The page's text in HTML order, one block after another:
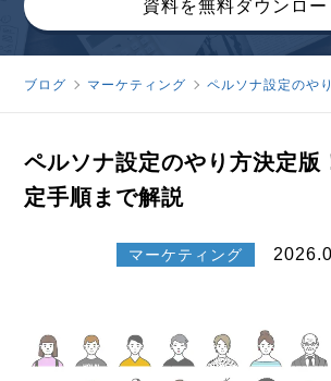
資料を無料ダウンロー
ブログ マーケティング ペルソナ設定のや
ペルソナ設定のやり方決定版
定手順まで解説
マーケティング